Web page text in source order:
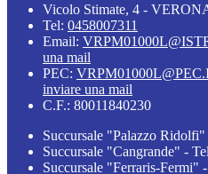
Vicolo Stimate, 4 -
Tel: 0458007311
Email:
una mail
PEC:
inviare una mail
C.F.: 80011840230
Succursale "Palazzo
Succursale "Cangrande" -
Succursale "Ferraris-Fermi"